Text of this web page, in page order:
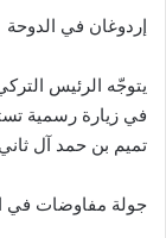
إردوغان في الدوحة
يتوجّه الرئيس
في زيارة رسمية
تميم بن حمد آل
جولة مفاوضات في